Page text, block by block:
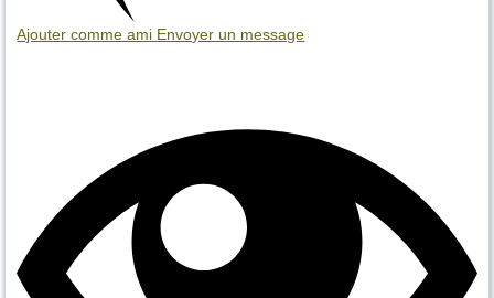
Ajouter comme ami Envoyer un message